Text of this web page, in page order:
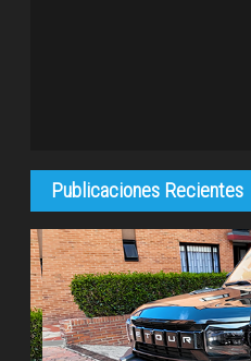
Publicaciones Recientes